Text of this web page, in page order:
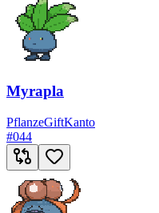
Myrapla
PflanzeGiftKanto
#044